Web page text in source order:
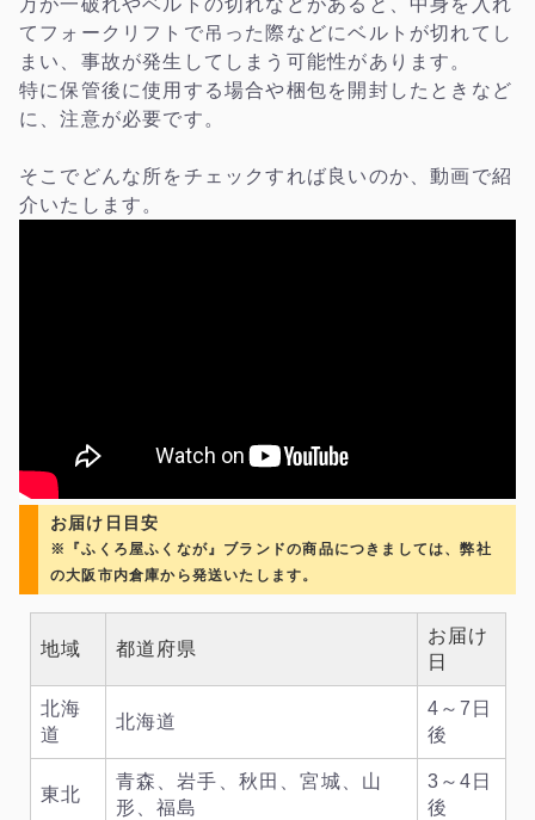
万が一破れやベルトの切れなどがあると、中身を入れ
てフォークリフトで吊った際などにベルトが切れてし
まい、事故が発生してしまう可能性があります。
特に保管後に使用する場合や梱包を開封したときなど
に、注意が必要です。
そこでどんな所をチェックすれば良いのか、動画で紹
介いたします。
お届け日目安
※『ふくろ屋ふくなが』ブランドの商品につきましては、弊社
の大阪市内倉庫から発送いたします。
地域 都道府県
お届け
日
北海
道
北海道
4～7日
後
東北
青森、岩手、秋田、宮城、山
形、福島
3～4日
後